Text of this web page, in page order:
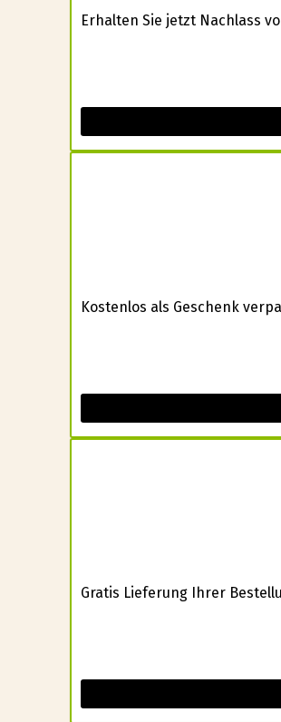
Erhalten Sie jetzt Nachlass
Kostenlos als Geschenk
Gratis Lieferung Ihrer